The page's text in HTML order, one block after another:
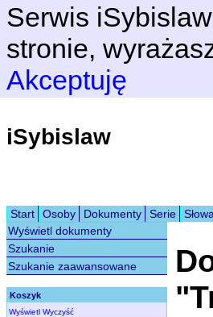
Serwis
stronie,
Akceptuję
iSybislaw
Start Osoby Dokumenty Serie
Wyświetl dokumenty
Szukanie
Szukanie zaawansowane
Koszyk
Wyświetl Wyczyść